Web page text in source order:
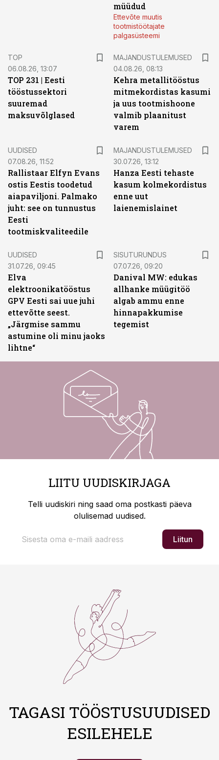
müüdud
Ettevõte muutis
tootmistöötajate
palgasüsteemi
TOP
06.08.26, 13:07
TOP 231 | Eesti
tööstussektori
suuremad
maksuvõlglased
MAJANDUSTULEMUSED
04.08.26, 08:13
Kehra metallitööstus
mitmekordistas kasumi
ja uus tootmishoone
valmib plaanitust
varem
UUDISED
07.08.26, 11:52
Rallistaar Elfyn Evans
ostis Eestis toodetud
aiapaviljoni. Palmako
juht: see on tunnustus
Eesti
tootmiskvaliteedile
MAJANDUSTULEMUSED
30.07.26, 13:12
Hanza Eesti tehaste
kasum kolmekordistus
enne uut
laienemislainet
UUDISED
31.07.26, 09:45
Elva
elektroonikatööstus
GPV Eesti sai uue juhi
ettevõtte seest.
„Järgmise sammu
astumine oli minu jaoks
lihtne“
SISUTURUNDUS
07.07.26, 09:20
Danival MW: edukas
allhanke müügitöö
algab ammu enne
hinnapakkumise
tegemist
LIITU UUDISKIRJAGA
Telli uudiskiri ning saad oma postkasti päeva
olulisemad uudised.
Liitun
TAGASI TÖÖSTUSUUDISED
ESILEHELE